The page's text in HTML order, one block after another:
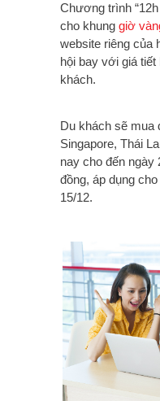
Chương trình “12h
cho khung giờ
website riêng của
hội bay với giá
khách.
Du khách sẽ
Singapore, Thái
nay cho đến ngày
đồng, áp dụng
15/12.